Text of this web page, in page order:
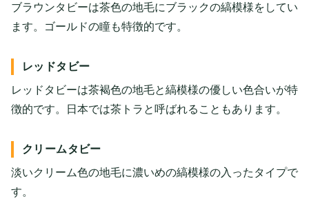
ブラウンタビーは茶色の地毛にブラックの縞模様をしてい
ます。ゴールドの瞳も特徴的です。
レッドタビー
レッドタビーは茶褐色の地毛と縞模様の優しい色合いが特
徴的です。日本では茶トラと呼ばれることもあります。
クリームタビー
淡いクリーム色の地毛に濃いめの縞模様の入ったタイプで
す。